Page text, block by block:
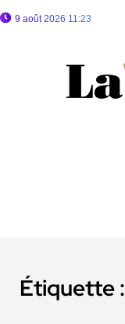
9 août 2026 11:23
Étiquette :